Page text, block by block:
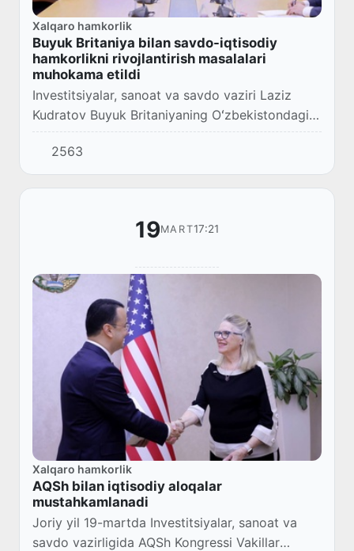
Xalqaro hamkorlik
Buyuk Britaniya bilan savdo-iqtisodiy
hamkorlikni rivojlantirish masalalari
muhokama etildi
Investitsiyalar, sanoat va savdo vaziri Laziz
Kudratov Buyuk Britaniyaning Oʻzbekistondagi
Favqulodda va muxtor elchisi Timoti Smart
bilan uchrashdi.
2563
19MART17:21
Xalqaro hamkorlik
AQSh bilan iqtisodiy aloqalar
mustahkamlanadi
Joriy yil 19-martda Investitsiyalar, sanoat va
savdo vazirligida AQSh Kongressi Vakillar